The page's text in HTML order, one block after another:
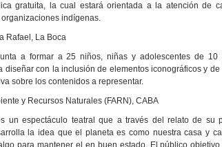
gratuita, la cual estará orientada a la atención de
indígenas.
Rafael, La Boca
a formar a 25 niños, niñas y adolescentes de
diseñar con la inclusión de elementos iconográficos y
sobre los contenidos a representar.
y Recursos Naturales (FARN), CABA
un espectáculo teatral que a través del relato de su
la idea que el planeta es como nuestra casa y
para mantener el en buen estado. El público